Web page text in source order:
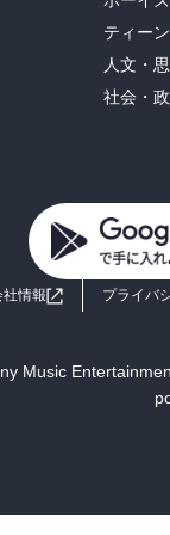
ティー
人文・
社会・
社情報 プライバ
Music